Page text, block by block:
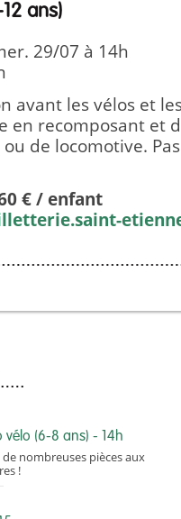
12 ans)
29/07 à 14h
avant les vélos et
en recomposant et
de locomotive.
€ / enfant
vélo (6-8 ans) - 14h
nombreuses pièces aux
!